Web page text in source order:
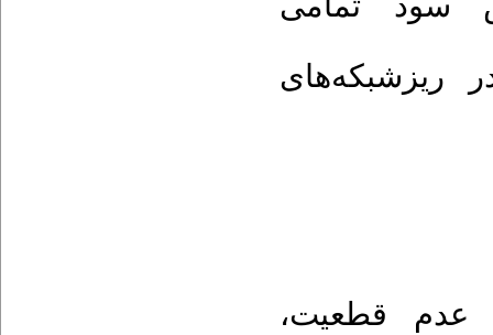
ریزشبکه‌های
عدم قطعیت،